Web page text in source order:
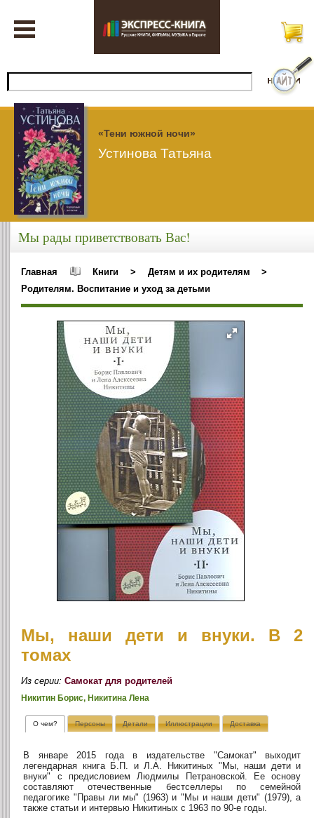
«Тени южной ночи»
Устинова Татьяна
Мы рады приветствовать Вас!
Главная Книги > Детям и их родителям
>
Родителям. Воспитание и уход за детьми
Мы, наши дети и внуки. В 2
томах
Из серии:Самокат для родителей
Никитин Борис, Никитина Лена
О чем? Персоны Детали Иллюстрации Доставка
В январе 2015 года в издательстве "Самокат" выходит
легендарная книга Б.П. и Л.А. Никитиных "Мы, наши дети и
внуки" с предисловием Людмилы Петрановской. Ее основу
составляют отечественные бестселлеры по семейной
педагогике "Правы ли мы" (1963) и "Мы и наши дети" (1979), а
также статьи и интервью Никитиных с 1963 по 90-е годы.